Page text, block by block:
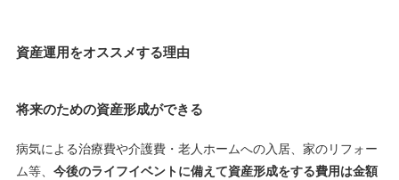
資産運用をオススメする理由
将来のための資産形成ができる
病気による治療費や介護費・老人ホームへの入居、家のリフォー
ム等、 今後のライフイベントに備えて資産形成をする費用は金額